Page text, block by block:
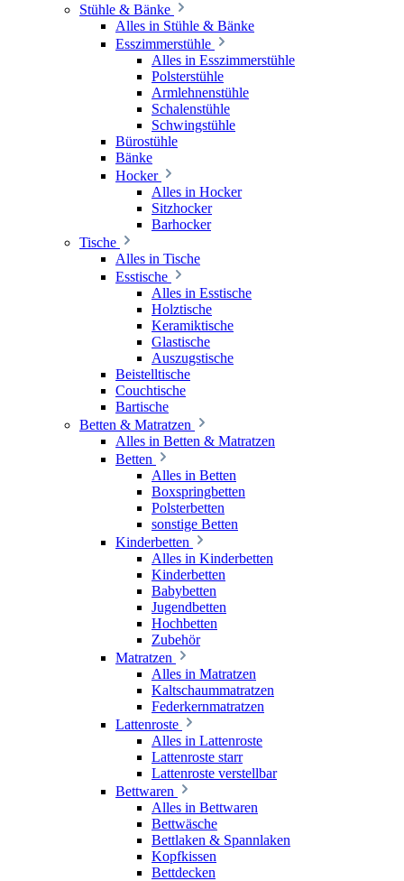
Stühle & Bänke
Alles in Stühle & Bänke
Esszimmerstühle
Alles in Esszimmerstühle
Polsterstühle
Armlehnenstühle
Schalenstühle
Schwingstühle
Bürostühle
Bänke
Hocker
Alles in Hocker
Sitzhocker
Barhocker
Tische
Alles in Tische
Esstische
Alles in Esstische
Holztische
Keramiktische
Glastische
Auszugstische
Beistelltische
Couchtische
Bartische
Betten & Matratzen
Alles in Betten & Matratzen
Betten
Alles in Betten
Boxspringbetten
Polsterbetten
sonstige Betten
Kinderbetten
Alles in Kinderbetten
Kinderbetten
Babybetten
Jugendbetten
Hochbetten
Zubehör
Matratzen
Alles in Matratzen
Kaltschaummatratzen
Federkernmatratzen
Lattenroste
Alles in Lattenroste
Lattenroste starr
Lattenroste verstellbar
Bettwaren
Alles in Bettwaren
Bettwäsche
Bettlaken & Spannlaken
Kopfkissen
Bettdecken